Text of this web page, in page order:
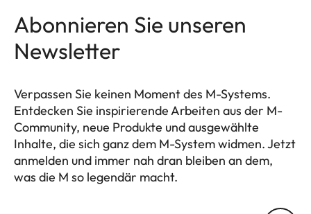
Abonnieren Sie unseren
Newsletter
Verpassen Sie keinen Moment des M-Systems.
Entdecken Sie inspirierende Arbeiten aus der M-
Community, neue Produkte und ausgewählte
Inhalte, die sich ganz dem M-System widmen. Jetzt
anmelden und immer nah dran bleiben an dem,
was die M so legendär macht.